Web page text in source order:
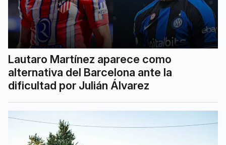
Lautaro Martínez aparece como
alternativa del Barcelona ante la
dificultad por Julián Álvarez